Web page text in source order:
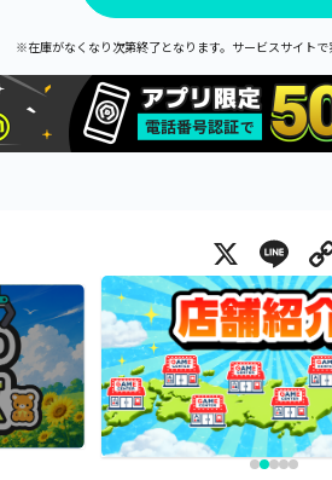
※在庫がなくなり次第終了となります。サービスサイトで
X